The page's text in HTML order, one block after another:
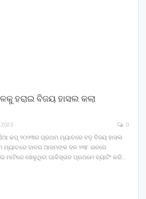
ହରାଇ ବିଜୟ ହାସଲ କଲା
0
କପ୍ ୨୦୨୩ର ପ୍ରଥମ ମ୍ୟାଚରେ ବଡ଼ ବିଜୟ ହାସଲ
ମ୍ୟାଚରେ ବାବର ଆଜମଙ୍କ ଦଳ ୨୩୮ ରନରେ
ମାଟିରେ ଖେଳୁଥିବା ପାକିସ୍ତାନ ପ୍ରଥମେ ବ୍ୟାଟିଂ କରି…